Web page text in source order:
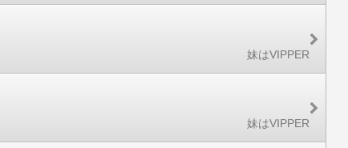
妹はVIPPER
妹はVIPPER